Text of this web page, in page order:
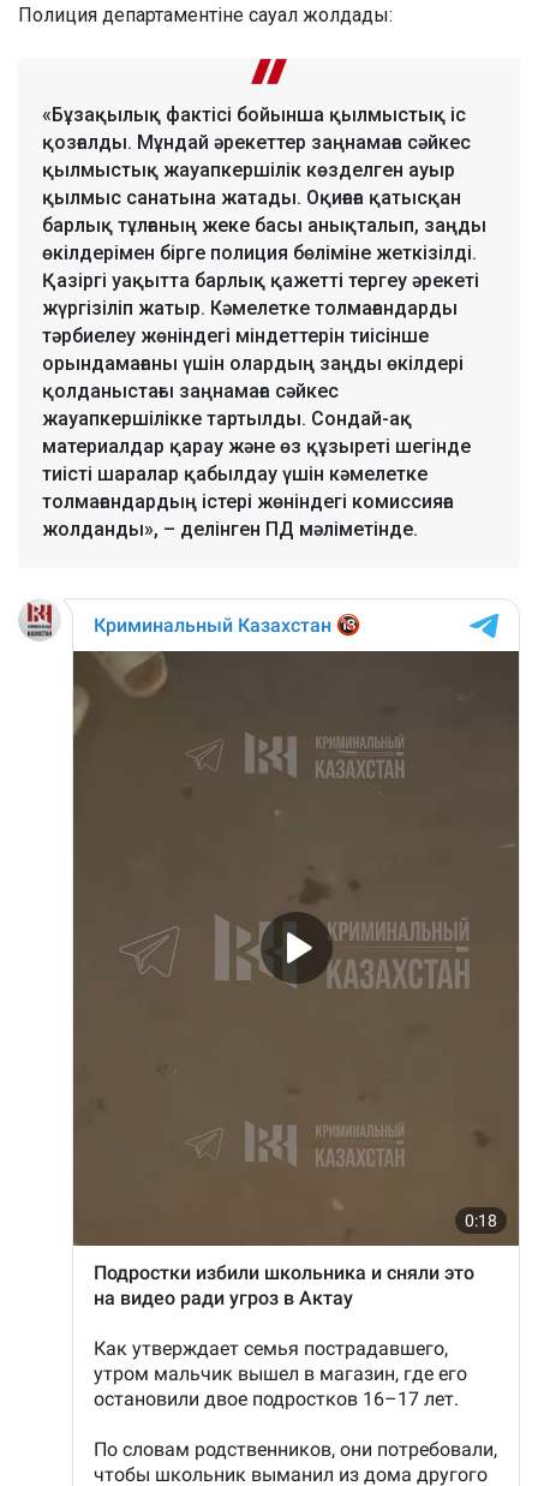
Полиция департаментіне сауал жолдады:
«Бұзақылық фактісі бойынша қылмыстық іс
қозғалды. Мұндай әрекеттер заңнамаға сәйкес
қылмыстық жауапкершілік көзделген ауыр
қылмыс санатына жатады. Оқиғаға қатысқан
барлық тұлғаның жеке басы анықталып, заңды
өкілдерімен бірге полиция бөліміне жеткізілді.
Қазіргі уақытта барлық қажетті тергеу әрекеті
жүргізіліп жатыр. Кәмелетке толмағандарды
тәрбиелеу жөніндегі міндеттерін тиісінше
орындамағаны үшін олардың заңды өкілдері
қолданыстағы заңнамаға сәйкес
жауапкершілікке тартылды. Сондай-ақ
материалдар қарау және өз құзыреті шегінде
тиісті шаралар қабылдау үшін кәмелетке
толмағандардың істері жөніндегі комиссияға
жолданды», – делінген ПД мәліметінде.